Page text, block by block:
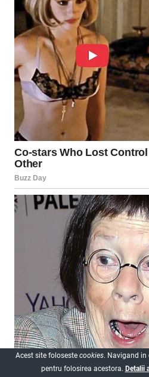
Acest site foloseste cookies. Navigand in
pentru folosirea acestora. Detalii